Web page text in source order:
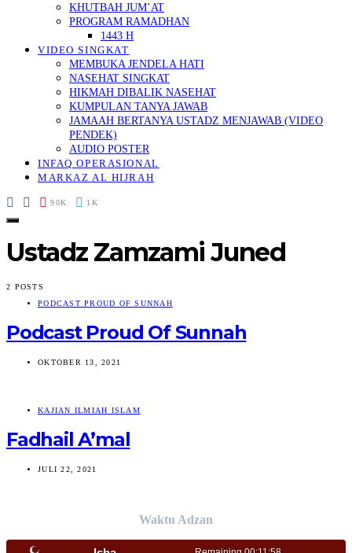
KHUTBAH JUM’AT
PROGRAM RAMADHAN
1443 H
VIDEO SINGKAT
MEMBUKA JENDELA HATI
NASEHAT SINGKAT
HIKMAH DIBALIK NASEHAT
KUMPULAN TANYA JAWAB
JAMAAH BERTANYA USTADZ MENJAWAB (VIDEO
PENDEK)
AUDIO POSTER
INFAQ OPERASIONAL
MARKAZ AL HIJRAH
90K 1K
Ustadz Zamzami Juned
2 POSTS
PODCAST PROUD OF SUNNAH
Podcast Proud Of Sunnah
OKTOBER 13, 2021
KAJIAN ILMIAH ISLAM
Fadhail A’mal
JULI 22, 2021
Waktu Adzan